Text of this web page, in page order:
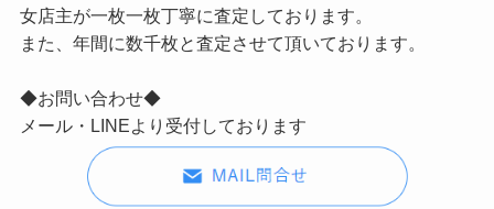
女店主が一枚一枚丁寧に査定しております。
また、年間に数千枚と査定させて頂いております。
◆お問い合わせ◆
メール・LINEより受付しております